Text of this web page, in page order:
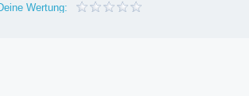
Wertung: